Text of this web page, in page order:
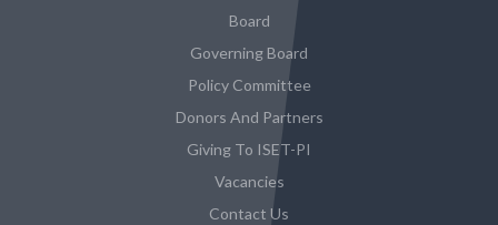
Board
Governing Board
Policy Committee
Donors And Partners
Giving To ISET-PI
Vacancies
Contact Us